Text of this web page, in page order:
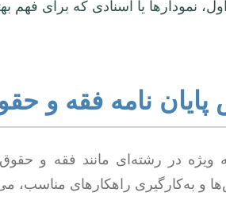
نمودارها یا اسنادی که برای
نامه فقه و
ویژه در رشته‌ای مانند فقه و
و به‌کارگیری راهکارهای مناسب،